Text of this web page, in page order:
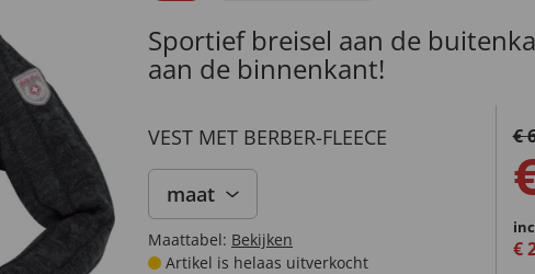
Sportief breisel aan de
aan de binnenkant!
VEST MET BERBER-FLEECE
maat
Maattabel: Bekijken
Artikel is helaas uitverkocht
€
€